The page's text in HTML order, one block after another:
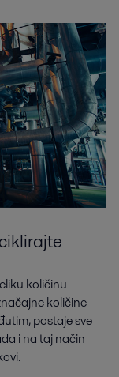
količinu
količine
postaje sve
i na taj način